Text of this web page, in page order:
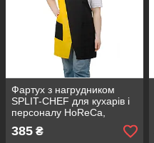
Фартух з нагрудником
SPLIT-CHEF для кухарів і
персоналу HoReCa,
габардин чорно жовтий
385 ₴